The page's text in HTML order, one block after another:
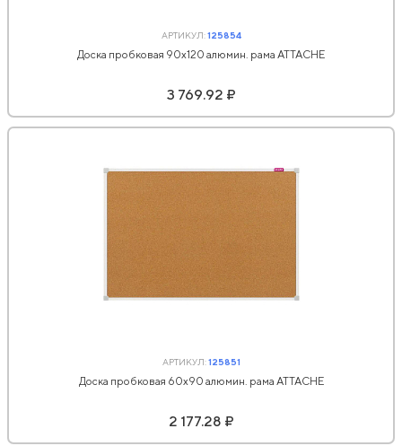
АРТИКУЛ:125854
Доска пробковая 90х120 алюмин. рама ATTACHE
3 769.92 ₽
АРТИКУЛ:125851
Доска пробковая 60х90 алюмин. рама ATTACHE
2 177.28 ₽